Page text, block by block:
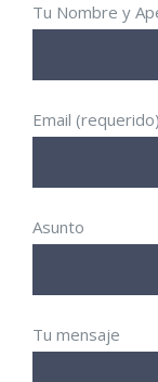
Tu Nombre y
Email (requerido)
Asunto
Tu mensaje